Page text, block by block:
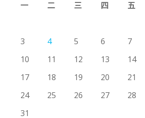
一
二 三 四 五
3
4 5 6 7
10
11 12 13 14
17
18 19 20 21
24
25 26 27 28
31